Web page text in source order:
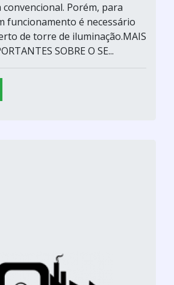
Porém, para
funcionamento é necessário
de torre de iluminação.MAIS
SOBRE O SE...